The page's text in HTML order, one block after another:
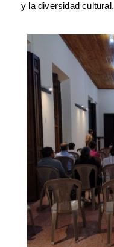
y la diversidad cultural.